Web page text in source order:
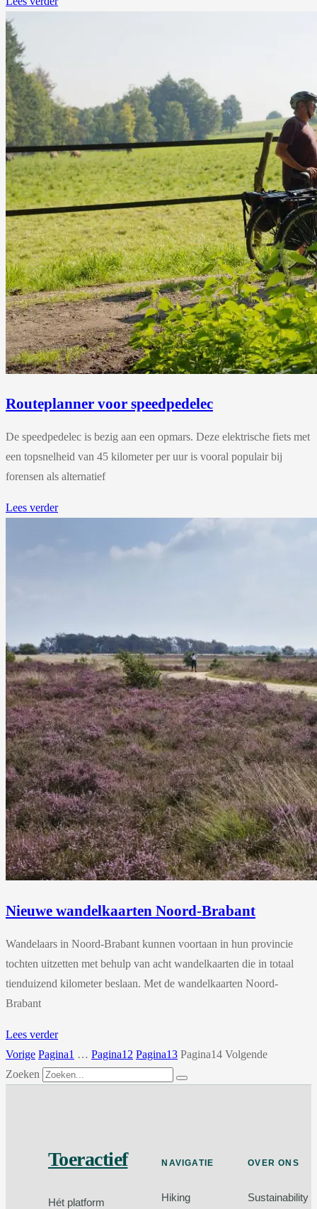
Routeplanner voor speedpedelec
De speedpedelec is bezig aan een opmars. Deze elektrische fiets met
een topsnelheid van 45 kilometer per uur is vooral populair bij
forensen als alternatief
Lees verder
Nieuwe wandelkaarten Noord-Brabant
Wandelaars in Noord-Brabant kunnen voortaan in hun provincie
tochten uitzetten met behulp van acht wandelkaarten die in totaal
tienduizend kilometer beslaan. Met de wandelkaarten Noord-
Brabant
Lees verder
Vorige Pagina1 … Pagina12 Pagina13 Pagina14 Volgende
Zoeken
Toeractief
Hét platform
NAVIGATIE
Hiking
OVER ONS
Sustainability